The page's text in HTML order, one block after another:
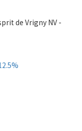
de Vrigny NV -